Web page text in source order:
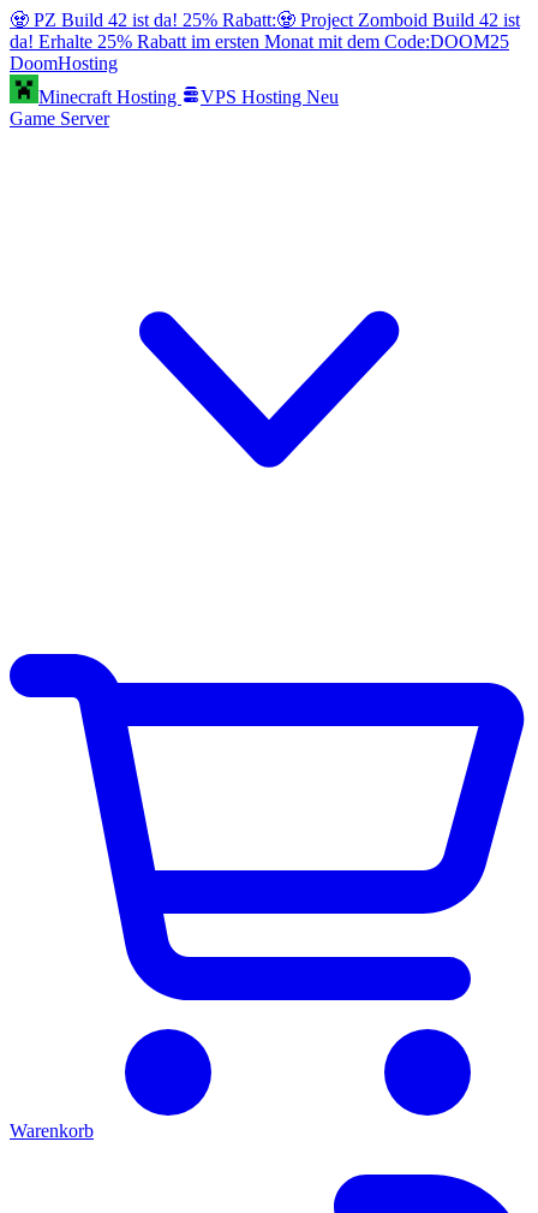
🧟 PZ Build 42 ist da! 25% Rabatt:🧟 Project Zomboid Build 42 ist
da! Erhalte 25% Rabatt im ersten Monat mit dem Code:DOOM25
DoomHosting
Minecraft Hosting
VPS Hosting Neu
Game Server
Warenkorb